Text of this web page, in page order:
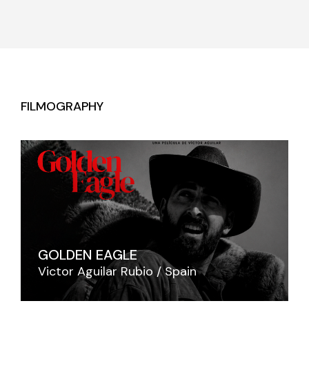
FILMOGRAPHY
GOLDEN EAGLE
Victor Aguilar Rubio Spain